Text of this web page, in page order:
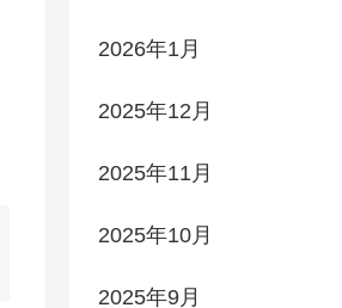
2026年1月
2025年12月
2025年11月
2025年10月
2025年9月